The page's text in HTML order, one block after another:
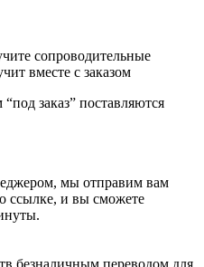
сопроводительные
вместе с заказом
заказ” поставляются
мы отправим вам
ссылке, и вы сможете